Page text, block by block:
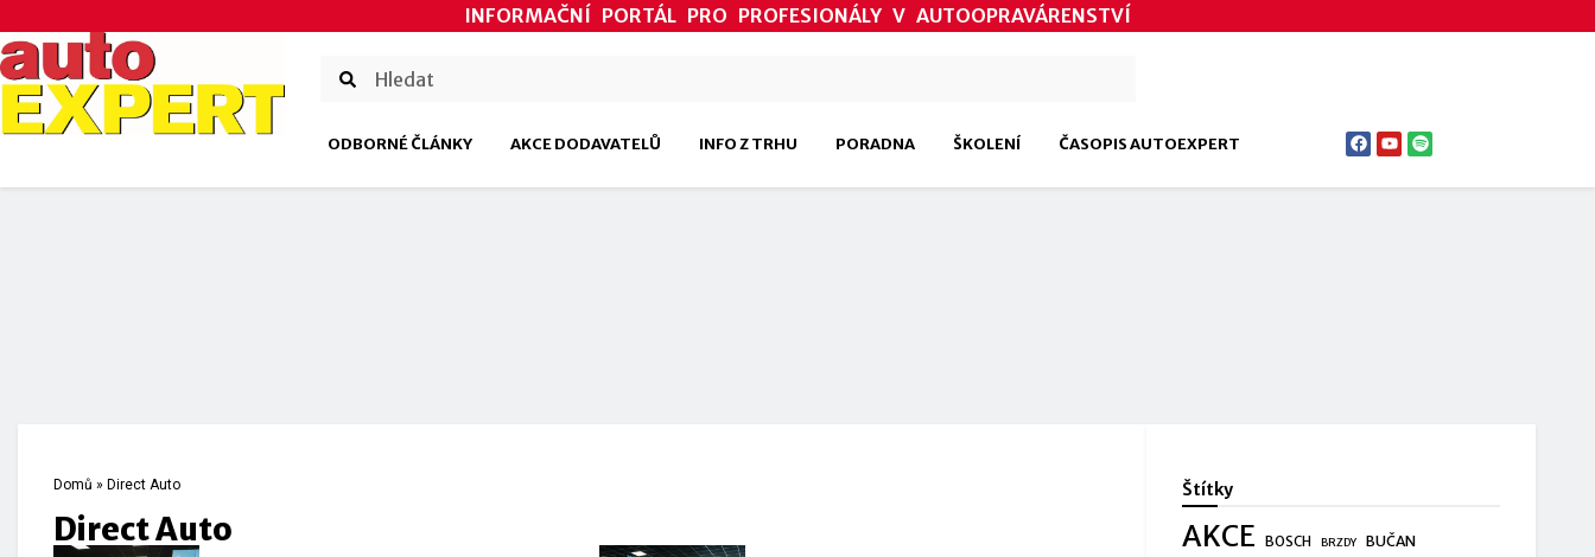
INFORMAČNÍ PORTÁL PRO PROFESIONÁLY V AUTOOPRAVÁRENSTVÍ
ODBORNÉ ČLÁNKY AKCE DODAVATELŮ INFO Z TRHU PORADNA ŠKOLENÍ ČASOPIS AUTOEXPERT
Domů » Direct Auto
Direct Auto
Štítky
AKCE BOSCH BRZDY BUČAN